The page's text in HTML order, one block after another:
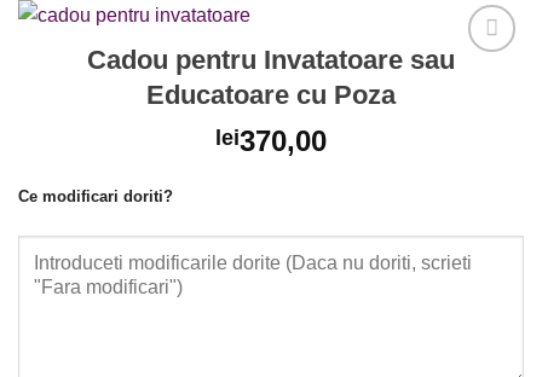
Cadou pentru Invatatoare sau
Educatoare cu Poza
lei370,00
Ce modificari doriti?